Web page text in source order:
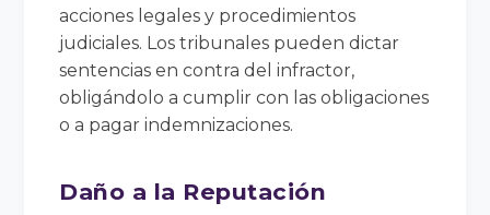
acciones legales y procedimientos
judiciales. Los tribunales pueden dictar
sentencias en contra del infractor,
obligándolo a cumplir con las obligaciones
o a pagar indemnizaciones.
Daño a la Reputación